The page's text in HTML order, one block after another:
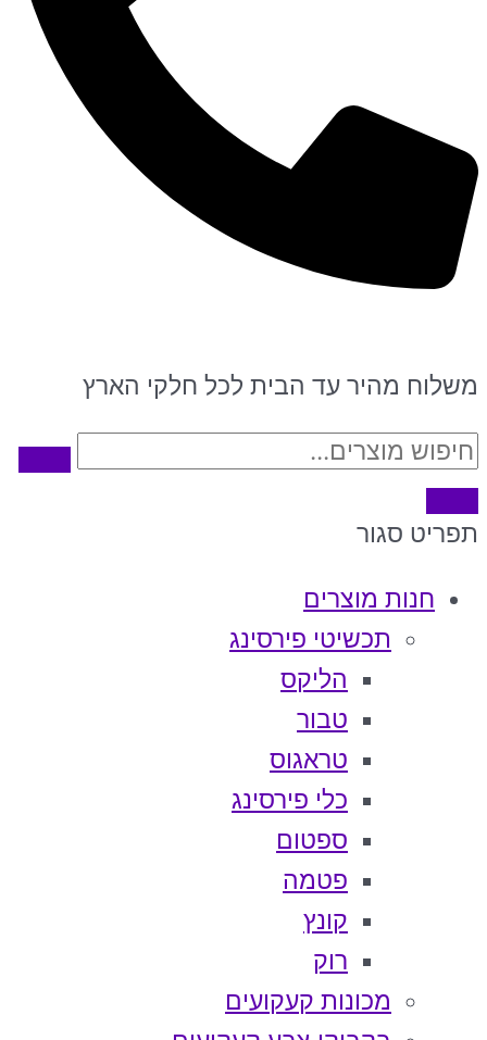
משלוח מהיר עד הבית לכל חלקי הארץ
תפריט סגור
חנות מוצרים
תכשיטי פירסינג
הליקס
טבור
טראגוס
כלי פירסינג
ספטום
פטמה
קונץ
רוק
מכונות קעקועים